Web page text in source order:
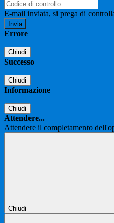
E-mail inviata, si prega di
Errore
Chiudi
Successo
Chiudi
Informazione
Chiudi
Attendere...
Attendere il completamento
Chiudi